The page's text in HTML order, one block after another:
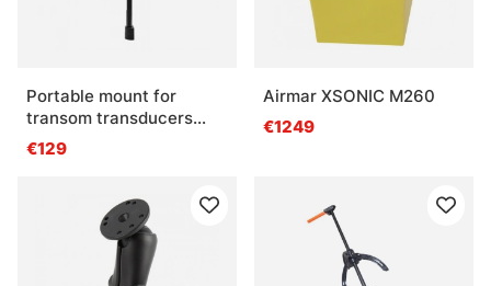
Portable mount for
transom transducers
Minn Kota version
€129
Airmar XSONIC M260
€1249